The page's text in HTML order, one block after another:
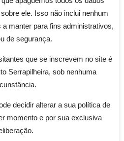
Minas Gerais (UFMG),
primeiro palestrante neste
Serrapilheira. Em pouco
abordou o tema “O hacker
e desobediências da
de divulgação científica
Agência Rastro
ele. Isso não inclui nenhum
manter para fins administrativos,
de segurança.
que se inscrevem no site é
Serrapilheira, sob nenhuma
decidir alterar a sua política de
momento e por sua exclusiva